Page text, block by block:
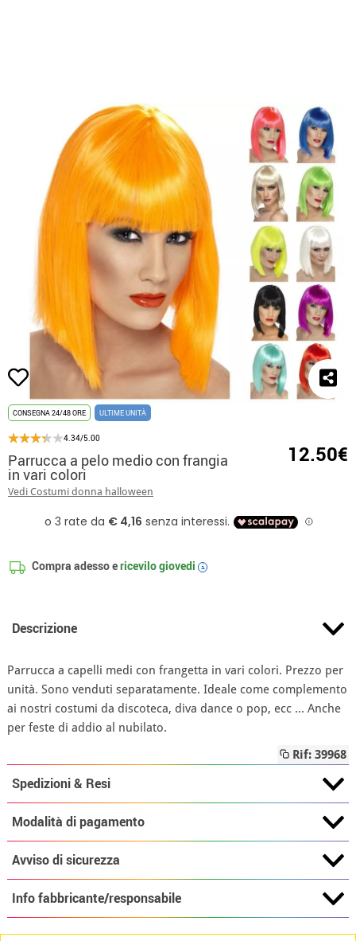
CONSEGNA 24/48 ORE ULTIME UNITÀ
4.34/5.00
Parrucca a pelo medio con frangia
in vari colori
Vedi Costumi donna halloween
12.50€
Compra adesso ericevilogiovedi i
Descrizione
Parrucca a capelli medi con frangetta in vari colori. Prezzo per
unità. Sono venduti separatamente. Ideale come complemento
ai nostri costumi da discoteca, diva dance o pop, ecc ... Anche
per feste di addio al nubilato.
Rif: 39968
Spedizioni & Resi
Modalità di pagamento
Avviso di sicurezza
Info fabbricante/responsabile